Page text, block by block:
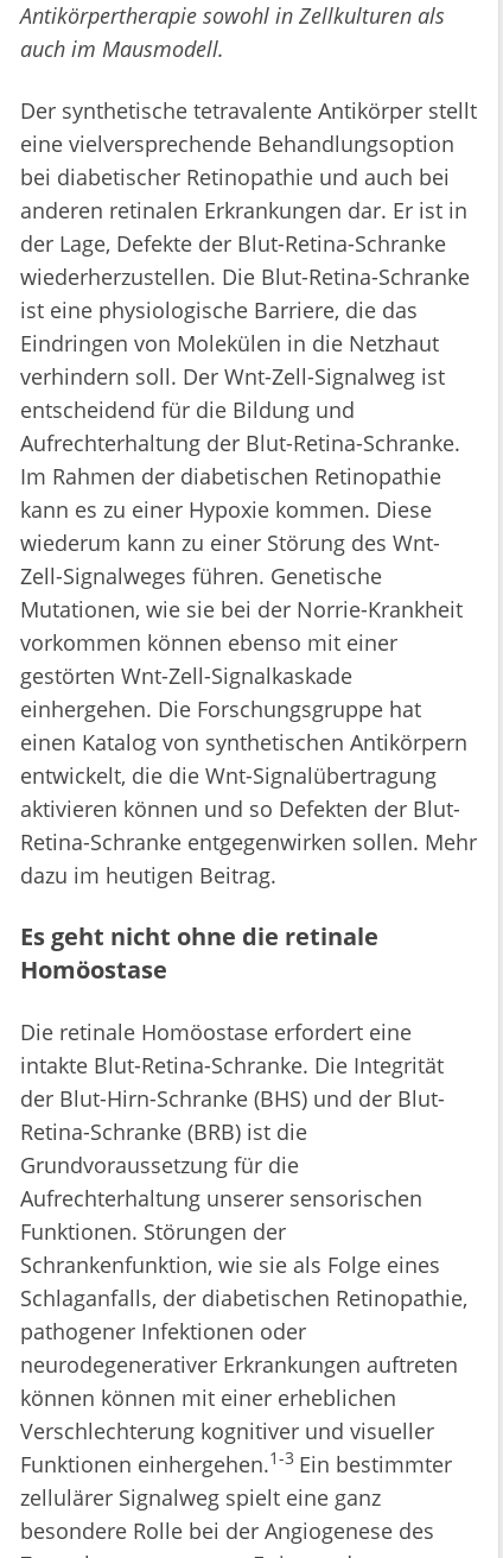
Antikörpertherapie sowohl in Zellkulturen als
auch im Mausmodell.
Der synthetische tetravalente Antikörper stellt
eine vielversprechende Behandlungsoption
bei diabetischer Retinopathie und auch bei
anderen retinalen Erkrankungen dar. Er ist in
der Lage, Defekte der Blut-Retina-Schranke
wiederherzustellen. Die Blut-Retina-Schranke
ist eine physiologische Barriere, die das
Eindringen von Molekülen in die Netzhaut
verhindern soll. Der Wnt-Zell-Signalweg ist
entscheidend für die Bildung und
Aufrechterhaltung der Blut-Retina-Schranke.
Im Rahmen der diabetischen Retinopathie
kann es zu einer Hypoxie kommen. Diese
wiederum kann zu einer Störung des Wnt-
Zell-Signalweges führen. Genetische
Mutationen, wie sie bei der Norrie-Krankheit
vorkommen können ebenso mit einer
gestörten Wnt-Zell-Signalkaskade
einhergehen. Die Forschungsgruppe hat
einen Katalog von synthetischen Antikörpern
entwickelt, die die Wnt-Signalübertragung
aktivieren können und so Defekten der Blut-
Retina-Schranke entgegenwirken sollen. Mehr
dazu im heutigen Beitrag.
Es geht nicht ohne die retinale
Homöostase
Die retinale Homöostase erfordert eine
intakte Blut-Retina-Schranke. Die Integrität
der Blut-Hirn-Schranke (BHS) und der Blut-
Retina-Schranke (BRB) ist die
Grundvoraussetzung für die
Aufrechterhaltung unserer sensorischen
Funktionen. Störungen der
Schrankenfunktion, wie sie als Folge eines
Schlaganfalls, der diabetischen Retinopathie,
pathogener Infektionen oder
neurodegenerativer Erkrankungen auftreten
können können mit einer erheblichen
Verschlechterung kognitiver und visueller
Funktionen einhergehen.1-3 Ein bestimmter
zellulärer Signalweg spielt eine ganz
besondere Rolle bei der Angiogenese des